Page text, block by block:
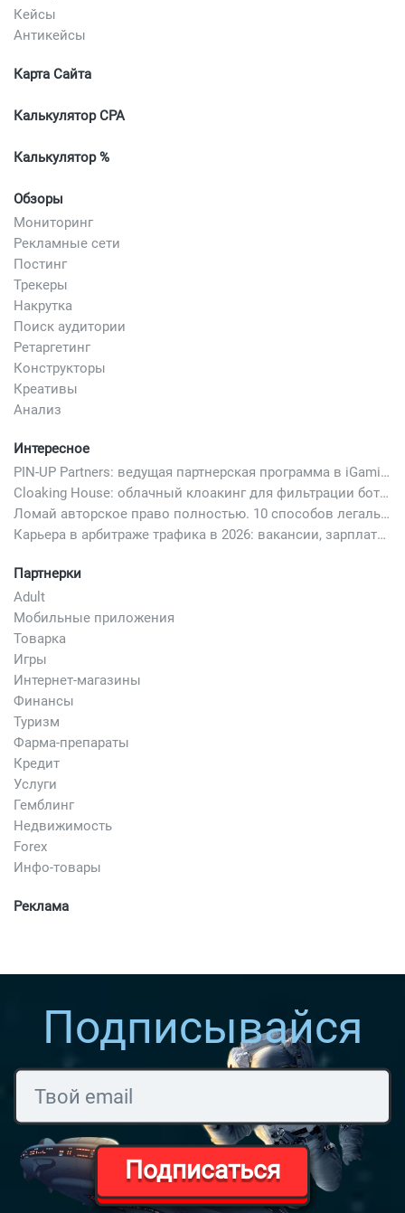
Кейсы
Антикейсы
Карта Сайта
Калькулятор CPA
Калькулятор %
Обзоры
Мониторинг
Рекламные сети
Постинг
Трекеры
Накрутка
Поиск аудитории
Ретаргетинг
Конструкторы
Креативы
Анализ
Интересное
PIN-UP Partners: ведущая партнерская программа в iGaming
Cloaking House: облачный клоакинг для фильтрации ботов FB и Google Ads — гайд PHP-интеграции 2026
Ломай авторское право полностью. 10 способов легально добавить любимый трек в свой креатив
Карьера в арбитраже трафика в 2026: вакансии, зарплаты и как начать
Партнерки
Adult
Мобильные приложения
Товарка
Игры
Интернет-магазины
Финансы
Туризм
Фарма-препараты
Кредит
Услуги
Гемблинг
Недвижимость
Forex
Инфо-товары
Реклама
Подписывайся
Подписаться